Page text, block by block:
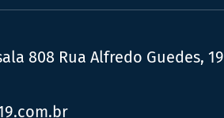
808 Rua Alfredo Guedes,